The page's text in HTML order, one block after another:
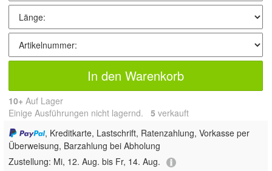
In den Warenkorb
10+ Auf Lager
Einige Ausführungen nicht lagernd. 5 verkauft
, Kreditkarte, Lastschrift, Ratenzahlung, Vorkasse per
Überweisung, Barzahlung bei Abholung
Zustellung: Mi, 12. Aug. bis Fr, 14. Aug.